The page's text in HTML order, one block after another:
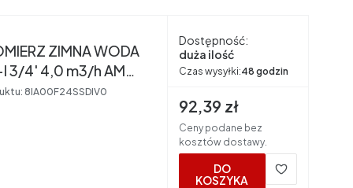
ZIMNA WODA
3/4' 4,0 m3/h AM
8IA00F24SSDIV0
Dostępność:
duża ilość
Czas wysyłki:48 godzin
Cena brutto
92,39 zł
Ceny podane bez
kosztów dostawy.
DO
KOSZYKA